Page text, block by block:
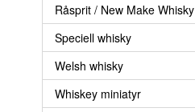
Råsprit / New Make Whisky
Speciell whisky
Welsh whisky
Whiskey miniatyr